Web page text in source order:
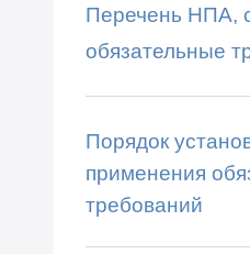
Перечень НПА,
обязательные
Порядок
применения
требований